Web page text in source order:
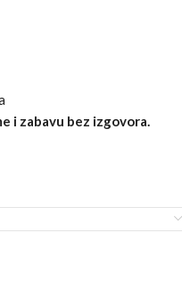
i zabavu bez izgovora.